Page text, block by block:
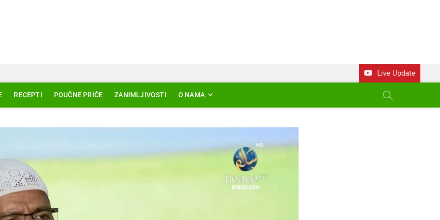
Live Update
RECEPTI POUČNE PRIČE ZANIMLJIVOSTI O NAMA